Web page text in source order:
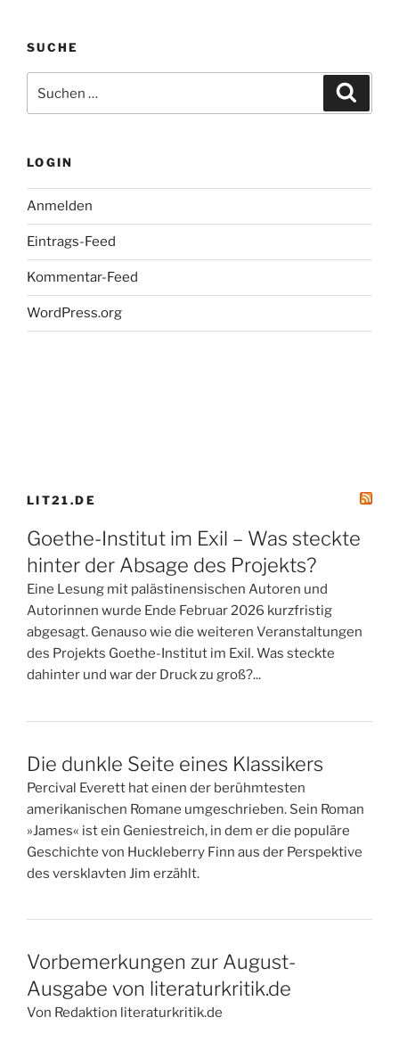
SUCHE
nach:
LOGIN
Anmelden
Eintrags-Feed
Kommentar-Feed
WordPress.org
LIT21.DE
Goethe-Institut im Exil – Was steckte
hinter der Absage des Projekts?
Eine Lesung mit palästinensischen Autoren und
Autorinnen wurde Ende Februar 2026 kurzfristig
abgesagt. Genauso wie die weiteren Veranstaltungen
des Projekts Goethe-Institut im Exil. Was steckte
dahinter und war der Druck zu groß?...
Die dunkle Seite eines Klassikers
Percival Everett hat einen der berühmtesten
amerikanischen Romane umgeschrieben. Sein Roman
»James« ist ein Geniestreich, in dem er die populäre
Geschichte von Huckleberry Finn aus der Perspektive
des versklavten Jim erzählt.
Vorbemerkungen zur August-
Ausgabe von literaturkritik.de
Von Redaktion literaturkritik.de